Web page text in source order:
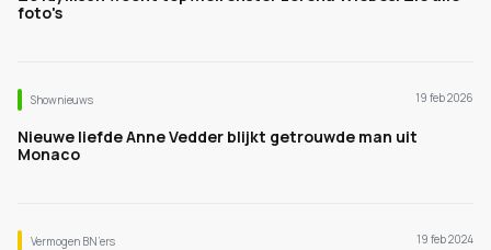
foto's
Shownieuws 19 feb 2026
Nieuwe liefde Anne Vedder blijkt getrouwde man uit
Monaco
Vermogen BN’ers 19 feb 2024